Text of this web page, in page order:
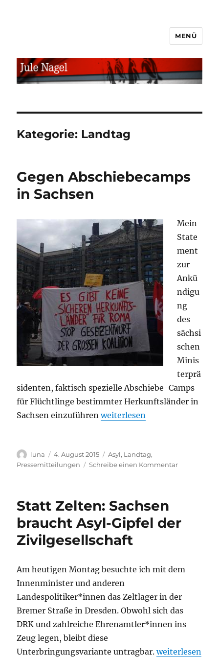
MENÜ
Kategorie: Landtag
Gegen Abschiebecamps
in Sachsen
Mein
State
ment
zur
Ankü
ndigu
ng
des
sächsi
schen
Minis
terprä
sidenten, faktisch spezielle Abschiebe-Camps
für Flüchtlinge bestimmter Herkunftsländer in
Sachsen einzuführen„Gegen Abschiebecamps in
weiterlesen
Autor
luna
Veröffentlicht
am
4. August 2015 Kategorien
Asyl, Landtag,
Pressemitteilungen
Schreibe einen Kommentarzu
Statt Zelten: Sachsen
braucht Asyl-Gipfel der
Zivilgesellschaft
Am heutigen Montag besuchte ich mit dem
Innenminister und anderen
Landespolitiker*innen das Zeltlager in der
Bremer Straße in Dresden. Obwohl sich das
DRK und zahlreiche Ehrenamtler*innen ins
Zeug legen, bleibt diese
Unterbringungsvariante untragbar.„Statt Zelten:
weiterlesen